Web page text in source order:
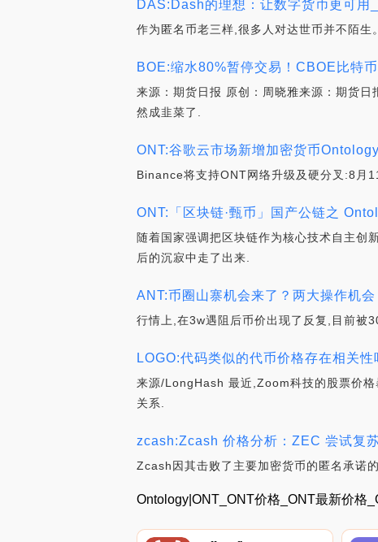
DAS:Dash的理想：让数字货币更可用
作为匿名币老三样,很多人对达世币并不陌
BOE:缩水80%暂停交易！CBOE比特
来源：期货日报 原创：周晓雅来源：期货
然成韭菜了.
ONT:谷歌云市场新增加密货币
Binance将支持ONT网络升级及硬分叉:8月
ONT:「区块链·甄币」国产公链之
随着国家强调把区块链作为核心技术自主创
后的沉寂中走了出来.
ANT:币圈山寨机会来了？两大操作机
行情上,在3w遇阻后币价出现了反复,目前被
LOGO:代码类似的代币价格存在相关
来源/LongHash 最近,Zoom科技的股票价
关系.
zcash:Zcash 价格分析：ZEC 尝试复
Zcash因其击败了主要加密货币的匿名承诺
Ontology|ONT_ONT价格_ONT最新价格